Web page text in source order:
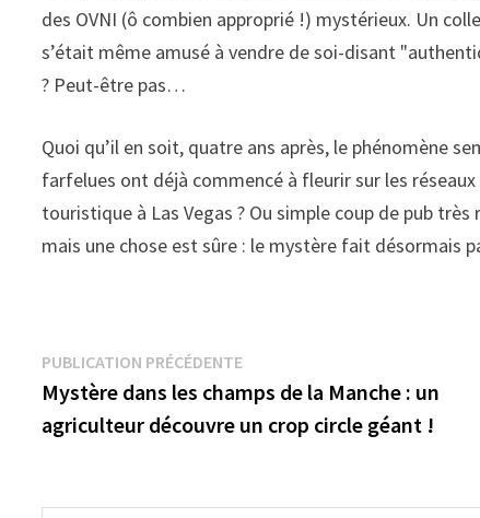
des OVNI (ô combien approprié !) mystérieux. Un
s’était même amusé à vendre de soi-disant
? Peut-être pas…
Quoi qu’il en soit, quatre ans après, le phénomène
farfelues ont déjà commencé à fleurir sur les
touristique à Las Vegas ? Ou simple coup de pub très
mais une chose est sûre : le mystère fait désormais
Navigation
de
l’article
PUBLICATION PRÉCÉDENTEPublication
précédente :
Mystère dans les champs de la Manche : un
agriculteur découvre un crop circle géant !